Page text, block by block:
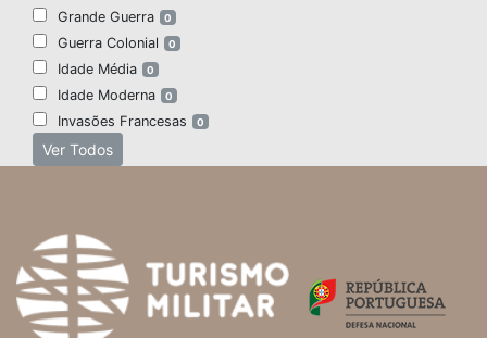
Grande Guerra 0
Guerra Colonial 0
Idade Média 0
Idade Moderna 0
Invasões Francesas 0
Ver Todos